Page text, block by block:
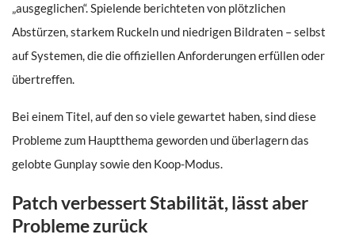
„ausgeglichen“. Spielende berichteten von plötzlichen
Abstürzen, starkem Ruckeln und niedrigen Bildraten – selbst
auf Systemen, die die offiziellen Anforderungen erfüllen oder
übertreffen.
Bei einem Titel, auf den so viele gewartet haben, sind diese
Probleme zum Hauptthema geworden und überlagern das
gelobte Gunplay sowie den Koop-Modus.
Patch verbessert Stabilität, lässt aber
Probleme zurück